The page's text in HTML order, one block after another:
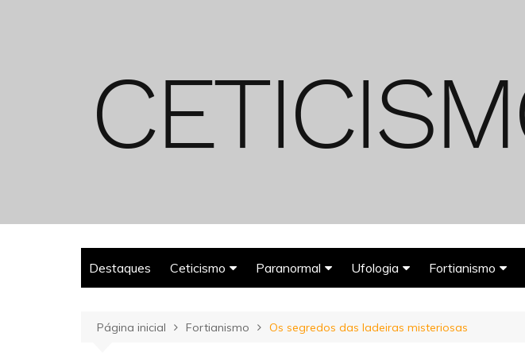
Destaques Ceticismo
Espiritualismo
Paranormal Ufologia
Deuses Astronautas
Fortianismo
Página inicial Fortianismo Os segredos das ladeiras misteriosas